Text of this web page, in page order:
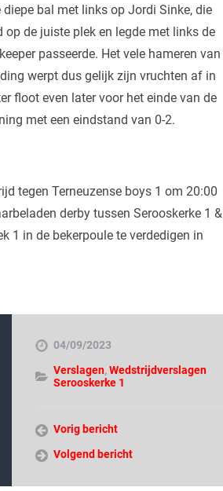
bal met links op Jordi Sinke, die
de juiste plek en legde met links de
passeerde. Het vele hameren van
werpt dus gelijk zijn vruchten af in
floot even later voor het einde van de
met een eindstand van 0-2.
tegen Terneuzense boys 1 om 20:00
derby tussen Serooskerke 1 &
1 in de bekerpoule te verdedigen in
04/09/2023
Verslagen,Wedstrijdverslagen
Serooskerke 1
Vorig bericht
Volgend bericht